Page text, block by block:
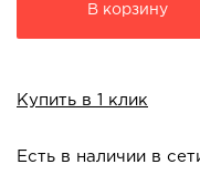
В корзину
Купить в 1 клик
Есть в наличии в